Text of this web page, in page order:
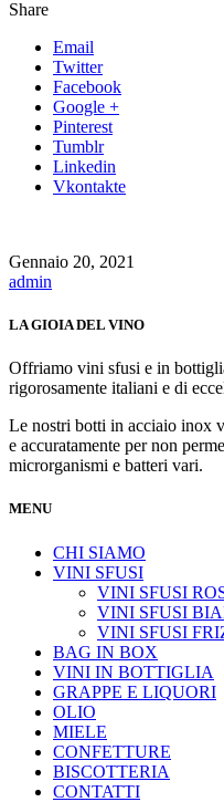
Share
Email
Twitter
Facebook
Google +
Pinterest
Tumblr
Linkedin
Vkontakte
Gennaio 20, 2021
admin
LA GIOIA DEL VINO
Offriamo vini sfusi e in
rigorosamente italiani e di
Le nostri botti in acciaio inox
e accuratamente per non
microrganismi e batteri vari.
MENU
CHI SIAMO
VINI SFUSI
VINI SFUSI
VINI SFUSI
VINI SFUSI
BAG IN BOX
VINI IN BOTTIGLIA
GRAPPE E LIQUORI
OLIO
MIELE
CONFETTURE
BISCOTTERIA
CONTATTI